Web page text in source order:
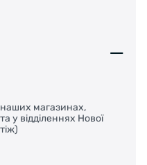
магазинах,
у відділеннях Нової